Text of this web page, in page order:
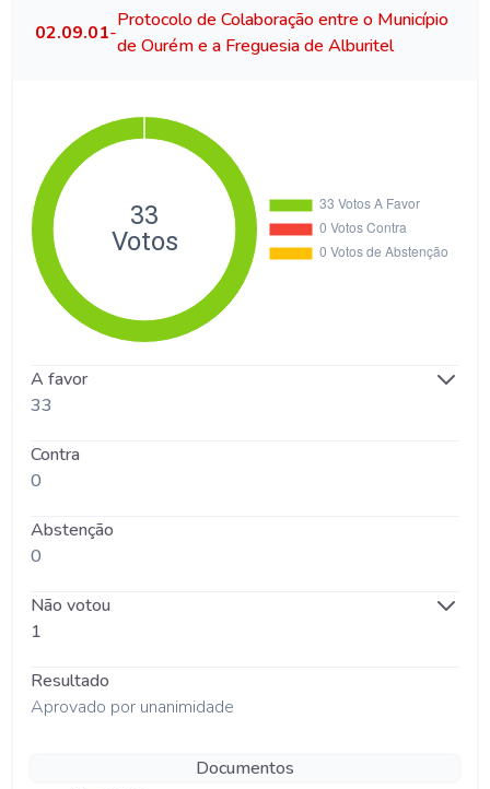
02.09.01-
Protocolo de Colaboração entre o Município
de Ourém e a Freguesia de Alburitel
A favor
33
Contra
0
Abstenção
0
Não votou
1
Resultado
Aprovado por unanimidade
Documentos